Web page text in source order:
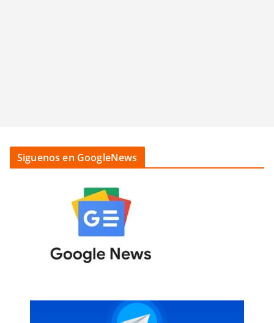
Siguenos en GoogleNews